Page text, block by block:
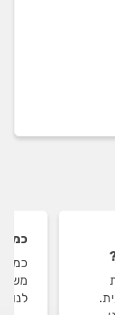
כמה
לנו 15 מתקיני מקלחונים בסלעית.